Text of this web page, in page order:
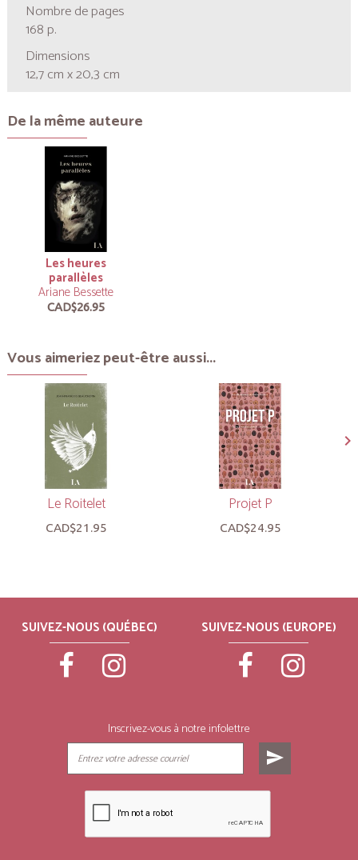
Nombre de pages
168 p.
Dimensions
12,7 cm x 20,3 cm
De la même auteure
Les heures
parallèles
Ariane Bessette
CAD$26.95
Vous aimeriez peut-être aussi...
Le Roitelet
CAD$21.95
Projet P
CAD$24.95
SUIVEZ-NOUS (QUÉBEC) SUIVEZ-NOUS (EUROPE)
Inscrivez-vous à notre infolettre
send